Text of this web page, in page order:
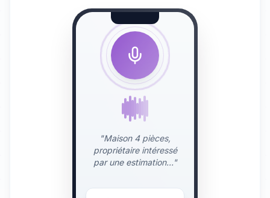
"Maison 4 pièces,
propriétaire intéressé
par une estimation..."